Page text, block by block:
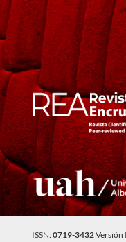
Navegación
principal
Contenido
principal
Barra
lateral
ISSN:0719-3432Versión